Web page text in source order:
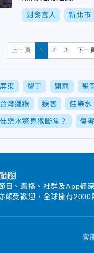
副發言人 新北市
上一頁 1 2 3 下一
屏東 墾丁 開罰 墾
台灣獼猴 猴害 佳樂水
佳樂水驚見猴斷掌？ 傷
目、直播、社群及App都
頗受歡迎，全球擁有2000
客